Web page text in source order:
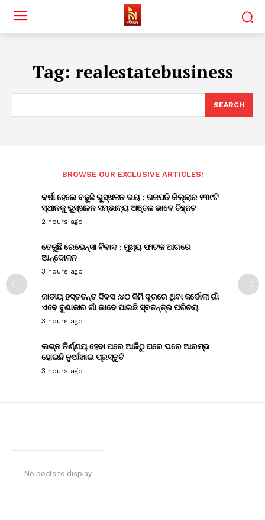
Tag: realestatebusiness
SEARCH
BROWSE OUR EXCLUSIVE ARTICLES!
ବର୍ଷା ହେଲେ ବଢୁଛି ଭୁସ୍ଖଳନ ଭୟ : ଗଜପତି ଜିଲ୍ଲାର ୧୩୯ଟି
ସ୍ଥାନକୁ ଭୁସ୍ଖଳନ ସମ୍ଭାବ୍ୟ ଅଞ୍ଚଳ ଭାବେ ଚିହ୍ନଟ
2 hours ago
ତେଜୁଛି ରେଭେନ୍ସା ବିବାଦ : ମୁଖ୍ୟ ଫାଟକ ଆଗରେ
ଆନ୍ଦୋଳନ
3 hours ago
ଜାତୀୟ ହସ୍ତତନ୍ତ ଦିବସ :୪୦ କିମି ଦୂରରେ ଥିବା କର୍ଡୋଲା ଗାଁ
ଏବେ ବୁଣାକାର ଗାଁ ଭାବେ ପାଇଛି ସ୍ବତନ୍ତ୍ର ପରିଚୟ
3 hours ago
ଲଗ୍ନ ନିର୍ଣ୍ଣୟ ହେବା ପରେ ଆଜିଠୁ ଘରେ ଘରେ ଆରମ୍ଭ
ହୋଇଛି ନୁଆଁଖାଇ ପ୍ରସ୍ତୁତି
3 hours ago
No posts to display